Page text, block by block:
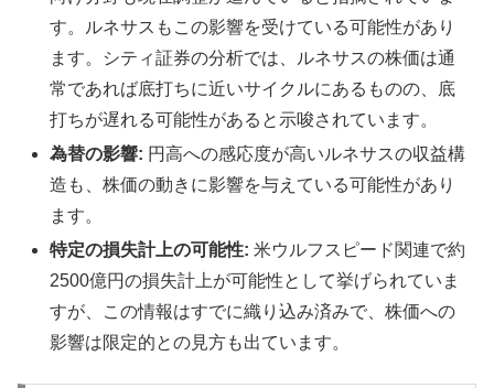
す。ルネサスもこの影響を受けている可能性があり
ます。シティ証券の分析では、ルネサスの株価は通
常であれば底打ちに近いサイクルにあるものの、底
打ちが遅れる可能性があると示唆されています。
為替の影響: 円高への感応度が高いルネサスの収益構
造も、株価の動きに影響を与えている可能性があり
ます。
特定の損失計上の可能性: 米ウルフスピード関連で約
2500億円の損失計上が可能性として挙げられていま
すが、この情報はすでに織り込み済みで、株価への
影響は限定的との見方も出ています。